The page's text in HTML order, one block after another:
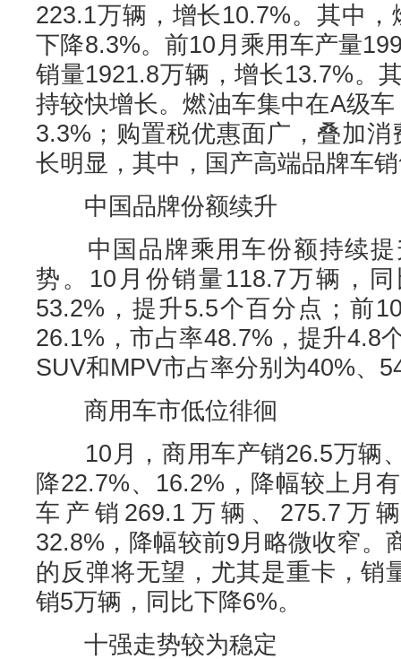
223.1万辆，增长10.7%。其中
下降8.3%。前10月乘用车产量
销量1921.8万辆，增长13.7%。
持较快增长。燃油车集中在A级
3.3%；购置税优惠面广，叠加
长明显，其中，国产高端品牌车
中国品牌份额续升
中国品牌乘用车份额持续提
势。10月份销量118.7万辆，
53.2%，提升5.5个百分点；前
26.1%，市占率48.7%，提升4.8
SUV和MPV市占率分别为40%、
商用车市低位徘徊
10月，商用车产销26.5万辆
降22.7%、16.2%，降幅较上月
车产销269.1万辆、275.7万
32.8%，降幅较前9月略微收窄。
的反弹将无望，尤其是重卡，销
销5万辆，同比下降6%。
十强走势较为稳定